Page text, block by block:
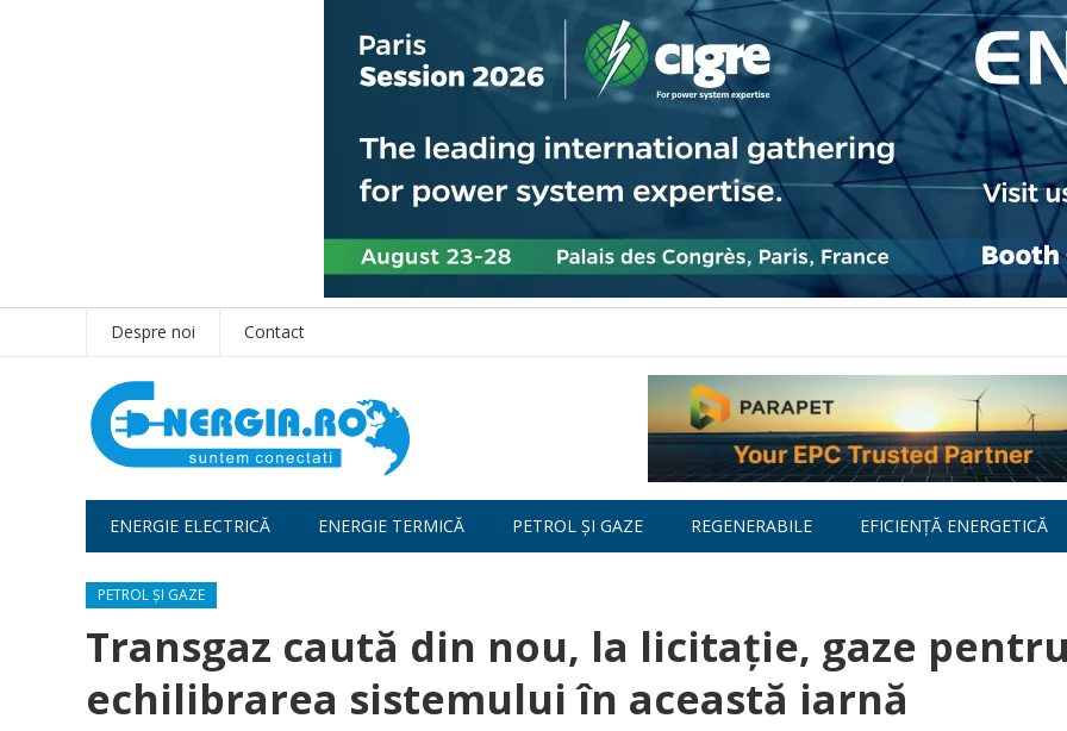
Despre noi Contact
ENERGIE ELECTRICĂ ENERGIE TERMICĂ PETROL ȘI GAZE REGENERABILE EFICIENȚĂ ENERGETICĂ
PETROL ȘI GAZE
Transgaz caută din nou, la licitație, gaze
echilibrarea sistemului în această iarnă